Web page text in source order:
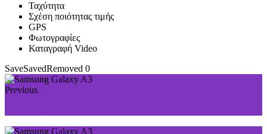
Ταχύτητα
Σχέση ποιότητας τιμής
GPS
Φωτογραφίες
Καταγραφή Video
SaveSavedRemoved 0
Previous